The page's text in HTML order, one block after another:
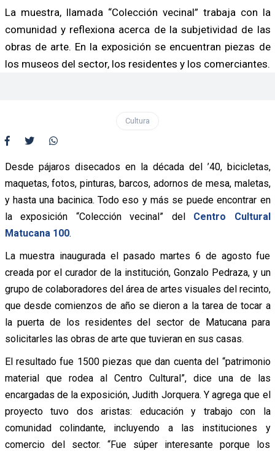
La muestra, llamada “Colección vecinal” trabaja con la
comunidad y reflexiona acerca de la subjetividad de las
obras de arte. En la exposición se encuentran piezas de
los museos del sector, los residentes y los comerciantes.
Cultura
Desde pájaros disecados en la década del ’40, bicicletas,
maquetas, fotos, pinturas, barcos, adornos de mesa, maletas,
y hasta una bacinica. Todo eso y más se puede encontrar en
la exposición “Colección vecinal” del Centro Cultural
Matucana 100.
La muestra inaugurada el pasado martes 6 de agosto fue
creada por el curador de la institución, Gonzalo Pedraza, y un
grupo de colaboradores del área de artes visuales del recinto,
que desde comienzos de año se dieron a la tarea de tocar a
la puerta de los residentes del sector de Matucana para
solicitarles las obras de arte que tuvieran en sus casas.
El resultado fue 1500 piezas que dan cuenta del “patrimonio
material que rodea al Centro Cultural”, dice una de las
encargadas de la exposición, Judith Jorquera. Y agrega que el
proyecto tuvo dos aristas: educación y trabajo con la
comunidad colindante, incluyendo a las instituciones y
comercio del sector. “Fue súper interesante porque los